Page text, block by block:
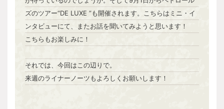
ズのツアー“DE LUXE ”も開催されます。こちらはミニ・イ
ンタビューにて、またお話を聞いてみようと思います！
こちらもお楽しみに！
それでは、今回はこの辺りで。
来週のライナーノーツもよろしくお願いします！